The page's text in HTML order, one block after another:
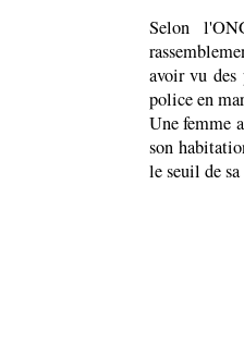
Selon
avoir vu des
police en
Une femme
son
le seuil de